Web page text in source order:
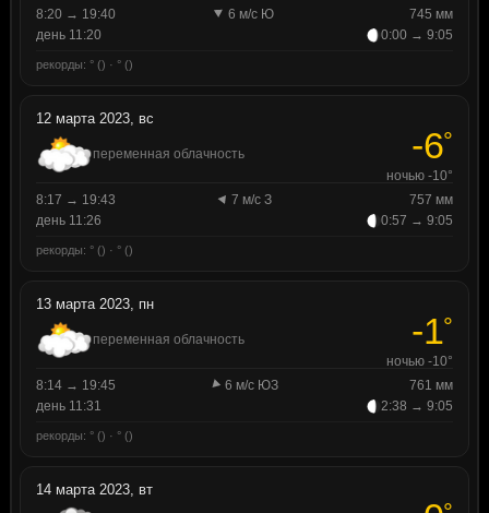
8:20 → 19:40
6 м/с Ю
745 мм
день 11:20
0:00 → 9:05
рекорды: ° () · ° ()
12 марта 2023, вс
переменная облачность -6°
ночью -10°
8:17 → 19:43
7 м/с З
757 мм
день 11:26
0:57 → 9:05
рекорды: ° () · ° ()
13 марта 2023, пн
переменная облачность -1°
ночью -10°
8:14 → 19:45
6 м/с ЮЗ
761 мм
день 11:31
2:38 → 9:05
рекорды: ° () · ° ()
14 марта 2023, вт